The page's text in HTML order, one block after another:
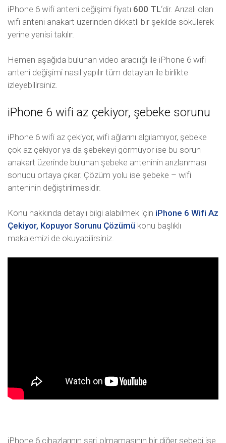
iPhone 6 wifi anteni değişimi fiyatı 600 TL‘dir. Arızalı olan
wifi anteni anakart üzerinden dikkatli bir şekilde sökülerek
yerine yenisi takılır.
Hemen aşağıda bulunan video aracılığı ile iPhone 6 wifi
anteni değişimi nasıl yapılır tüm detayları ile birlikte
izleyebilirsiniz.
iPhone 6 wifi az çekiyor, şebeke sorunu
iPhone 6 wifi az çekiyor, wifi ağlarını algılamıyor, şebeke
çok az çekiyor ya da şebekeyi görmüyor ise bu sorun
anakart üzerinde bulunan şebeke anteninin arızlanması
sonucu ortaya çıkar. Çözüm yolu ise şebeke – wifi
anteninin değiştirilmesidir.
Konu hakkında detaylı bilgi alabilmek için iPhone 6 Wifi Az
Çekiyor, Kopuyor Sorunu Çözümü konu başlıklı
makalemizi de okuyabilirsiniz.
iPhone 6 cihazlarının şarj olmamasının bir diğer sebebi ise